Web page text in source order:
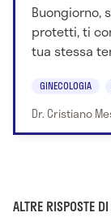
Buongiorno,
protetti, ti
tua stessa
GINECOLOGIA
Dr. Cristiano
ALTRE RISPOSTE